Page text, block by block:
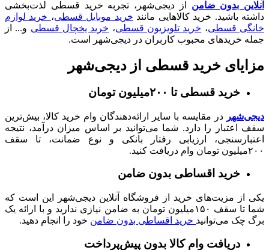
آنلاین بدون ضامن
از دیجی‌شهر، تجربه خرید قسطی لذت‌بخشی
داشته باشید. خرید کالا‌هایی مانند خرید موبایل قسطی، خرید لوازم
خانگی قسطی، خرید تلویزیون قسطی، خرید یخچال قسطی و... از
جمله خرید‌های محبوب کاربران در دیجی‌شهر است.
مزایای خرید قسطی از دیجی‌شهر
خرید قسطی تا ۲۰۰میلیون تومان
دیجی‌شهر در مقایسه با سایر ارائه‌دهندگان وام خرید کالا، بیش‌ترین
سقف اعتبار را دارد. شما می‌توانید بر اساس میزان درآمد، نتیجه
اعتبارسنجی، ارزیابی رفتار بانکی و نوع ضمانت، تا سقف
۲۰۰میلیون تومان وام دریافت کنید.
خرید اقساطی بدون ضامن
یکی از مزیت‌های خرید از فروشگاه آنلاین دیجی‌شهر این است که
شما تا سقف ۱۵۰میلیون تومان به ضامن نیازی ندارید و با ارائه یک
برگ چک می‌توانید خرید اقساطی بدون ضامن خود را انجام دهید.
دریافت وام کالا بدون پیش‌پرداخت